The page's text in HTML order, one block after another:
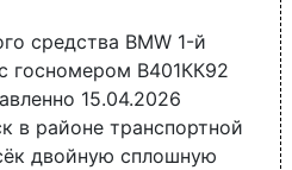
средства BMW 1-й
госномером В401КК92
15.04.2026
в районе транспортной
двойную сплошную